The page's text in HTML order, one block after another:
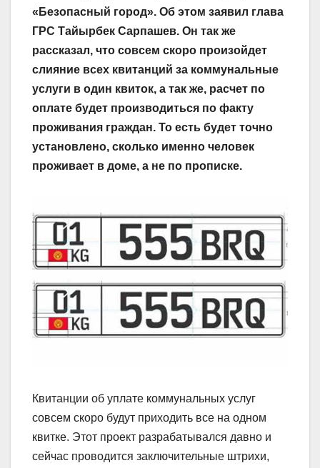
«Безопасный город». Об этом заявил глава
ГРС Тайырбек Сарпашев. Он так же
рассказал, что совсем скоро произойдет
слияние всех квитанций за коммунальные
услуги в один квиток, а так же, расчет по
оплате будет производиться по факту
проживания граждан. То есть будет точно
установлено, сколько именно человек
проживает в доме, а не по прописке.
Квитанции об уплате коммунальных услуг
совсем скоро будут приходить все на одном
квитке. Этот проект разрабатывался давно и
сейчас проводится заключительные штрихи,